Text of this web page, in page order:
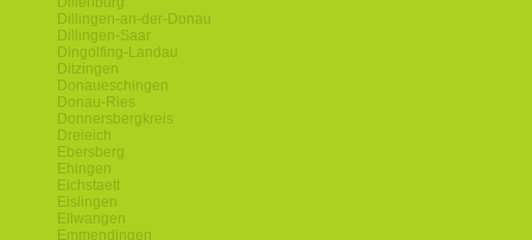
Dillingen-an-der-Donau
Dillingen-Saar
Dingolfing-Landau
Ditzingen
Donaueschingen
Donau-Ries
Donnersbergkreis
Dreieich
Ebersberg
Ehingen
Eichstaett
Eislingen
Ellwangen
Emmendingen